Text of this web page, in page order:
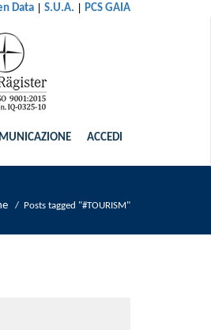
Data | S.U.A. | PCS GAIA
ACCEDI
/ Posts tagged "#TOURISM"